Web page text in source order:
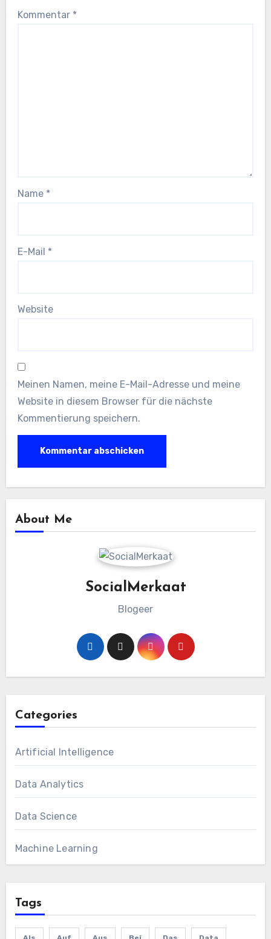
Kommentar *
Name *
E-Mail *
Website
Meinen Namen, meine E-Mail-Adresse und meine
Website in diesem Browser für die nächste
Kommentierung speichern.
About Me
SocialMerkaat
Blogeer
Categories
Artificial Intelligence
Data Analytics
Data Science
Machine Learning
Tags